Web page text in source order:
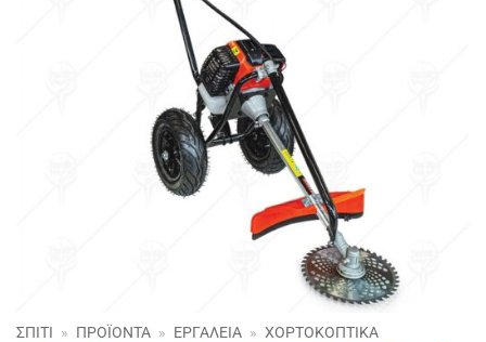
ΣΠΊΤΙ » ΠΡΟΪΌΝΤΑ » ΕΡΓΑΛΕΊΑ » ΧΟΡΤΟΚΟΠΤΙΚΆ